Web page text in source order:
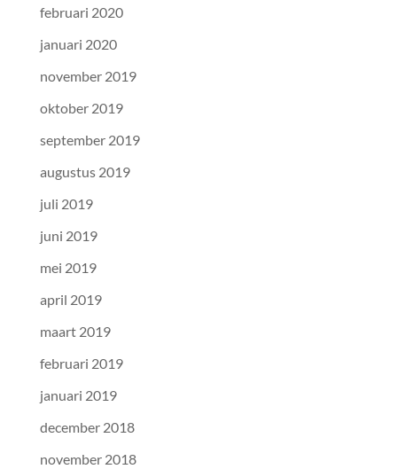
februari 2020
januari 2020
november 2019
oktober 2019
september 2019
augustus 2019
juli 2019
juni 2019
mei 2019
april 2019
maart 2019
februari 2019
januari 2019
december 2018
november 2018